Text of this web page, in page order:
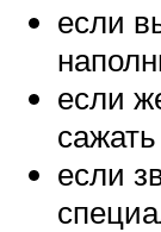
если
если
если